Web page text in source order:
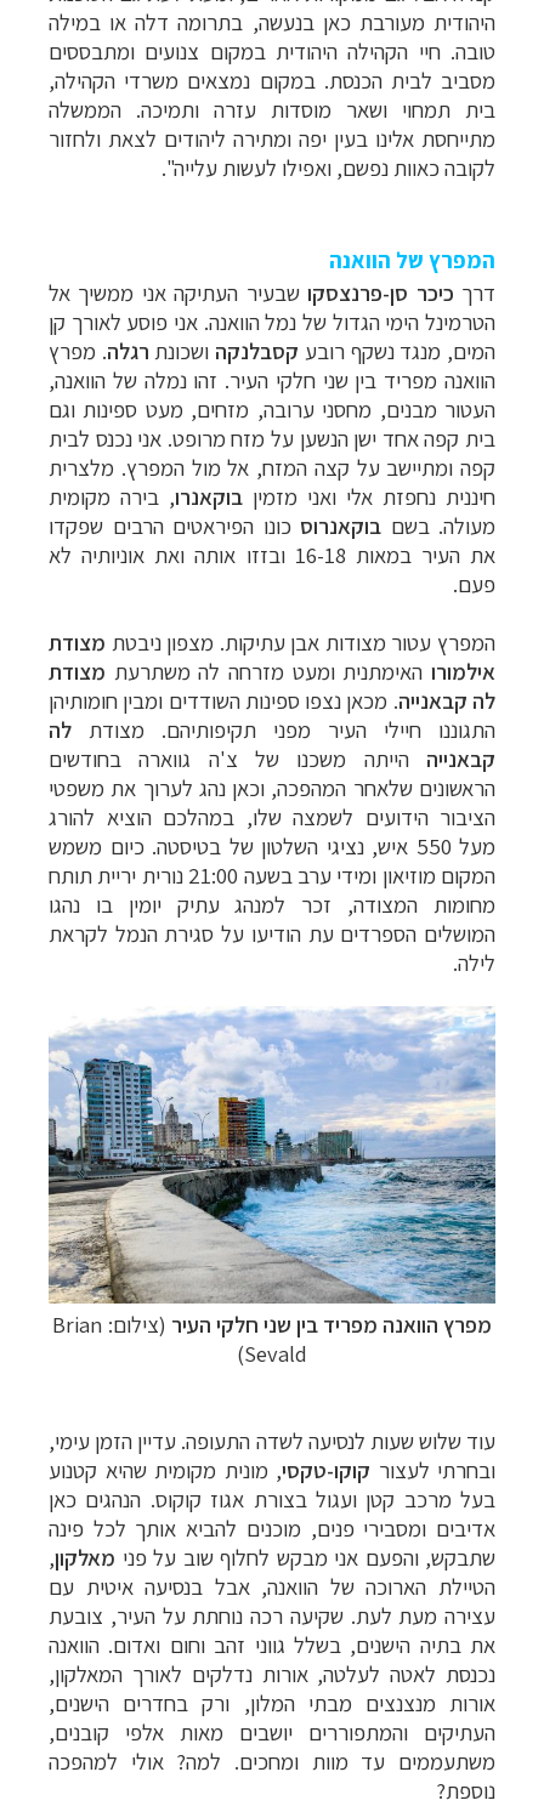
היהודית מעורבת כאן בנעשה, בתרומה דלה או במילה
טובה. חיי הקהילה היהודית במקום צנועים ומתבססים
מסביב לבית הכנסת. במקום נמצאים משרדי הקהילה,
בית תמחוי ושאר מוסדות עזרה ותמיכה. הממשלה
מתייחסת אלינו בעין יפה ומתירה ליהודים לצאת ולחזור
לקובה כאוות נפשם, ואפילו לעשות עלייה".
המפרץ של הוואנה
דרך כיכר סן-פרנצסקושבעיר העתיקה אני ממשיך אל
הטרמינל הימי הגדול של נמל הוואנה. אני פוסע לאורך קן
המים, מנגד נשקף רובע קסבלנקה ושכונת רגלה. מפרץ
הוואנה מפריד בין שני חלקי העיר. זהו נמלה של הוואנה,
העטור מבנים, מחסני ערובה, מזחים, מעט ספינות וגם
בית קפה אחד ישן הנשען על מזח מרופט. אני נכנס לבית
קפה ומתיישב על קצה המזח, אל מול המפרץ. מלצרית
חיננית נחפזת אלי ואני מזמין בוקאנרו, בירה מקומית
מעולה. בשם בוקאנרוס כונו הפיראטים הרבים שפקדו
את העיר במאות 16-18 ובזזו אותה ואת
אוניותיה לא
פעם.
המפרץ עטור מצודות אבן עתיקות. מצפון ניבטת מצודת
אילמורו האימתנית ומעט מזרחה לה משתרעת מצודת
לה קבאנייה. מכאן נצפו ספינות השודדים ומבין חומותיהן
התגוננו חיילי העיר מפני תקיפותיהם. מצודת לה
קבאנייה
הייתה משכנו של צ'ה גווארה בחודשים
הראשונים שלאחר המהפכה, וכאן נהג לערוך את משפטי
הציבור הידועים לשמצה שלו, במהלכם הוציא להורג
מעל 550 איש, נציגי
השלטון של בטיסטה. כיום משמש
המקום מוזיאון ומידי ערב בשעה 21:00 נורית יריית תותח
מחומות המצודה, זכר למנהג עתיק יומין בו נהגו
המושלים הספרדים עת הודיעו על סגירתהנמל לקראת
לילה.
מפרץ הוואנה מפריד בין שני חלקי העיר
(צילום: Brian
Sevald)
עודשלוש שעות לנסיעה לשדה התעופה. עדיין הזמן עימי,
ובחרתי לעצור קוקו-טקסי, מונית מקומית שהיא קטנוע
בעל מרכב קטן ועגול בצורת אגוז קוקוס. הנהגים כאן
אדיבים ומסביריפנים, מוכנים להביא אותך לכל פינה
שתבקש, והפעם אני מבקש לחלוף שוב על פני מאלקון,
הטיילת הארוכה של הוואנה, אבל בנסיעה איטית עם
עצירה מעת לעת.שקיעה רכה נוחתת על העיר, צובעת
אתבתיה הישנים, בשלל גווני זהב וחום ואדום. הוואנה
נכנסת לאטה לעלטה, אורות נדלקים לאורך המאלקון,
אורות מנצנצים מבתי המלון, ורק בחדרים הישנים,
העתיקים והמתפוררים יושבים מאות אלפי קובנים,
משתעממים עד מוות ומחכים. למה? אולי למהפכה
נוספת?